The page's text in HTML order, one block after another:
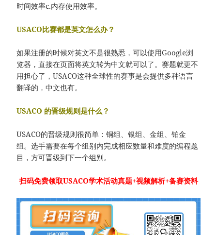
时间效率c.内存使用效率。
USACO比赛都是英文怎么办？
如果注册的时候对英文不是很熟悉，可以使用Google浏
览器，直接在页面将英文转为中文就可以了。赛题就更不
用担心了，USACO这种全球性的赛事是会提供多种语言
翻译的，中文也有。
USACO 的晋级规则是什么？
USACO的晋级规则很简单：铜组、银组、金组、铂金
组。选手需要在每个组别内完成相应数量和难度的编程题
目，方可晋级到下一个组别。
扫码免费领取USACO学术活动真题+视频解析+备赛资料